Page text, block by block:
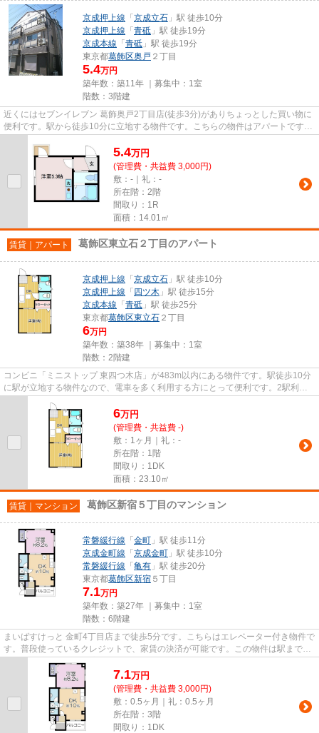
京成押上線 「 京成立石 」駅 徒歩10分
京成押上線 「 青砥 」駅 徒歩19分
京成本線 「 青砥 」駅 徒歩19分
東京都葛飾区奥戸 ２丁目
5.4万円
築年数：築11年 ｜募集中： 1室
階数：3階建
近くにはセブンイレブン 葛飾奥戸2丁目店(徒歩3分)がありちょっとした買い物に
便利です。駅から徒歩10分に立地する物件です。こちらの物件はアパートです。
5.4万円
(管理費・共益費 3,000円)
敷：-｜礼：-
所在階：2階
間取り：1R
面積：14.01㎡
賃貸｜アパート 葛飾区東立石２丁目のアパート
京成押上線 「 京成立石 」駅 徒歩10分
京成押上線 「 四ツ木 」駅 徒歩15分
京成本線 「 青砥 」駅 徒歩25分
東京都葛飾区東立石 ２丁目
6万円
築年数：築38年 ｜募集中： 1室
階数：2階建
コンビニ「ミニストップ 東四つ木店」が483m以内にある物件です。駅徒歩10分
に駅が立地する物件なので、電車を多く利用する方にとって便利です。2駅利用
6万円
(管理費・共益費 -)
敷：1ヶ月｜礼：-
所在階：1階
間取り：1DK
面積：23.10㎡
賃貸｜マンション 葛飾区新宿５丁目のマンション
常磐緩行線 「 金町 」駅 徒歩11分
京成金町線 「 京成金町 」駅 徒歩10分
常磐緩行線 「 亀有 」駅 徒歩20分
東京都葛飾区新宿 ５丁目
7.1万円
築年数：築27年 ｜募集中： 1室
階数：6階建
まいばすけっと 金町4丁目店まで徒歩5分です。こちらはエレベーター付き物件で
す。普段使っているクレジットで、家賃の決済が可能です。この物件は駅まで徒
歩11分の立地です。丁寧かつ...
7.1万円
(管理費・共益費 3,000円)
敷：0.5ヶ月｜礼：0.5ヶ月
所在階：3階
間取り：1DK